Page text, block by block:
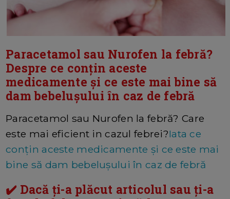
Paracetamol sau Nurofen la febră?
Despre ce conțin aceste
medicamente și ce este mai bine să
dam bebelușului în caz de febră
Paracetamol sau Nurofen la febră? Care
este mai eficient in cazul febrei?Iata ce
conțin aceste medicamente și ce este mai
bine să dam bebelușului în caz de febră
✔️ Dacă ți-a plăcut articolul sau ți-a